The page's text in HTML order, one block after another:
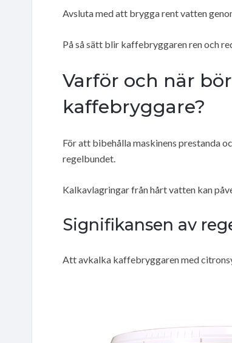
Avsluta med att brygga rent vatten
På så sätt blir kaffebryggaren ren och
Varför och när
kaffebryggare?
För att bibehålla maskinens prestanda
regelbundet.
Kalkavlagringar från hårt vatten kan
Signifikansen av
Att avkalka kaffebryggaren med